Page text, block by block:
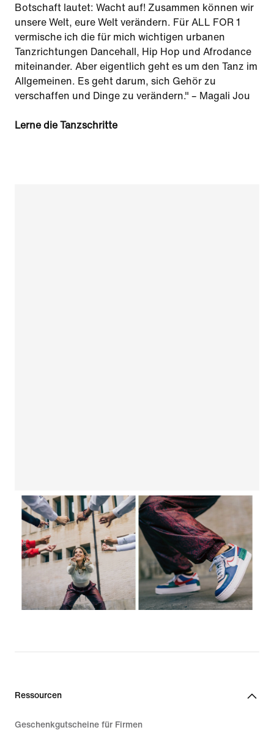
Botschaft lautet: Wacht auf! Zusammen können wir
unsere Welt, eure Welt verändern. Für ALL FOR 1
vermische ich die für mich wichtigen urbanen
Tanzrichtungen Dancehall, Hip Hop und Afrodance
miteinander. Aber eigentlich geht es um den Tanz im
Allgemeinen. Es geht darum, sich Gehör zu
verschaffen und Dinge zu verändern." – Magali Jou
Lerne die Tanzschritte
Ressourcen
Geschenkgutscheine für Firmen